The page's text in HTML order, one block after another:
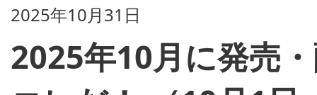
2025年10月31日
2025年10月に発売